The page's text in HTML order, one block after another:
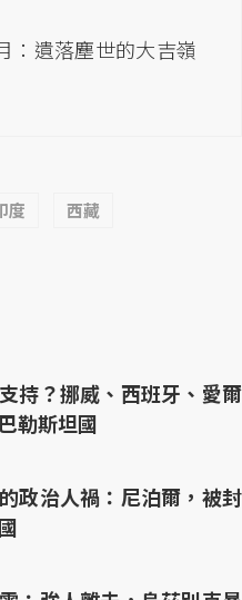
：遺落塵世的大吉嶺
度 西藏
持？挪威、西班牙、愛爾
勒斯坦國
政治人禍：尼泊爾，被封